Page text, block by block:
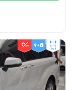
2wd